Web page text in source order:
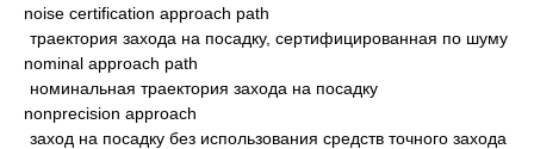
noise certification approach path
траектория захода на посадку, сертифицированная по шуму
nominal approach path
номинальная траектория захода на посадку
nonprecision approach
заход на посадку без использования средств точного захода